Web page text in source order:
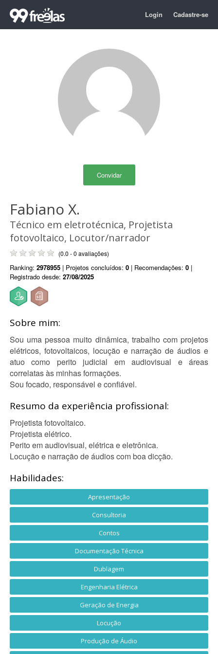
Login Cadastre-se
Convidar
Fabiano X.
Técnico em eletrotécnica, Projetista
fotovoltaico, Locutor/narrador
(0.0 - 0 avaliações)
Ranking: 2978955 | Projetos concluídos: 0 | Recomendações: 0 |
Registrado desde: 27/08/2025
Sobre mim:
Sou uma pessoa muito dinâmica, trabalho com projetos
elétricos, fotovoltaicos, locução e narração de áudios e
atuo como perito judicial em audiovisual e áreas
correlatas às minhas formações.
Sou focado, responsável e confiável.
Resumo da experiência profissional:
Projetista fotovoltaico.
Projetista elétrico.
Perito em audiovisual, elétrica e eletrônica.
Locução e narração de áudios com boa dicção.
Habilidades:
Apresentação
Consultoria
Contos
Documentação Técnica
Dublagem
Engenharia Elétrica
Geração de Energia
Locução
Produção de Áudio